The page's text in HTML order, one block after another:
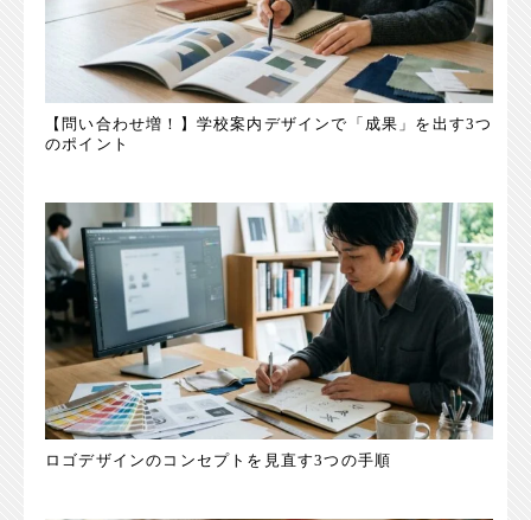
【問い合わせ増！】学校案内デザインで「成果」を出す3つ
のポイント
ロゴデザインのコンセプトを見直す3つの手順